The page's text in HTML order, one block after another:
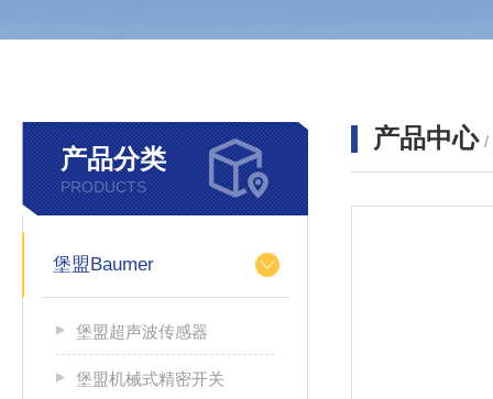
产品分类
PRODUCTS
堡盟Baumer
堡盟超声波传感器
堡盟机械式精密开关
产品中心 /